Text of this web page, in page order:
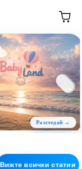
Вижте всички статии